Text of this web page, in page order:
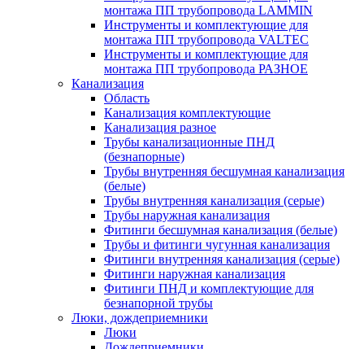
монтажа ПП трубопровода LAMMIN
Инструменты и комплектующие для
монтажа ПП трубопровода VALTEC
Инструменты и комплектующие для
монтажа ПП трубопровода РАЗНОЕ
Канализация
Область
Канализация комплектующие
Канализация разное
Трубы канализационные ПНД
(безнапорные)
Трубы внутренняя бесшумная канализация
(белые)
Трубы внутренняя канализация (серые)
Трубы наружная канализация
Фитинги бесшумная канализация (белые)
Трубы и фитинги чугунная канализация
Фитинги внутренняя канализация (серые)
Фитинги наружная канализация
Фитинги ПНД и комплектующие для
безнапорной трубы
Люки, дождеприемники
Люки